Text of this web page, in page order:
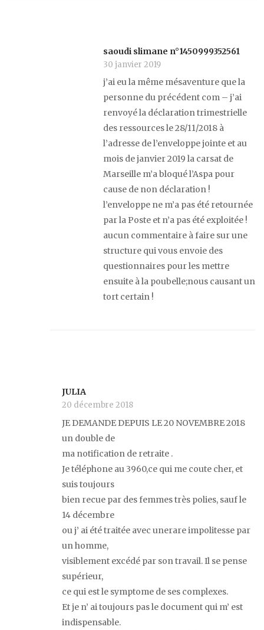
saoudi slimane n°1450999352561
30 janvier 2019
j’ai eu la même mésaventure que la
personne du précédent com – j’ai
renvoyé la déclaration trimestrielle
des ressources le 28/11/2018 à
l’adresse de l’enveloppe jointe et au
mois de janvier 2019 la carsat de
Marseille m’a bloqué l’Aspa pour
cause de non déclaration !
l’enveloppe ne m’a pas été retournée
par la Poste et n’a pas été exploitée !
aucun commentaire à faire sur une
structure qui vous envoie des
questionnaires pour les mettre
ensuite à la poubelle;nous causant un
tort certain !
JULIA
20 décembre 2018
JE DEMANDE DEPUIS LE 20 NOVEMBRE 2018
un double de
ma notification de retraite .
Je téléphone au 3960,ce qui me coute cher, et
suis toujours
bien recue par des femmes très polies, sauf le
14 décembre
ou j’ ai été traitée avec unerare impolitesse par
un homme,
visiblement excédé par son travail. Il se pense
supérieur,
ce qui est le symptome de ses complexes.
Et je n’ ai toujours pas le document qui m’ est
indispensable.